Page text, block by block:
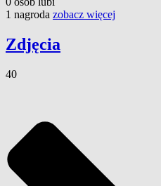
1 nagroda zobacz więcej
Zdjęcia
40